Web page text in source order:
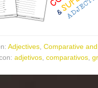
Adjectives Comparative
adjetivos comparativos